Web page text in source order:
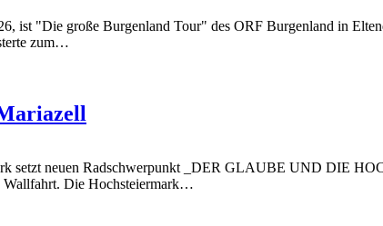
ist "Die große Burgenland Tour" des ORF Burgenland in
zum…
setzt neuen Radschwerpunkt
_DER GLAUBE UND DIE
Wallfahrt. Die Hochsteiermark…